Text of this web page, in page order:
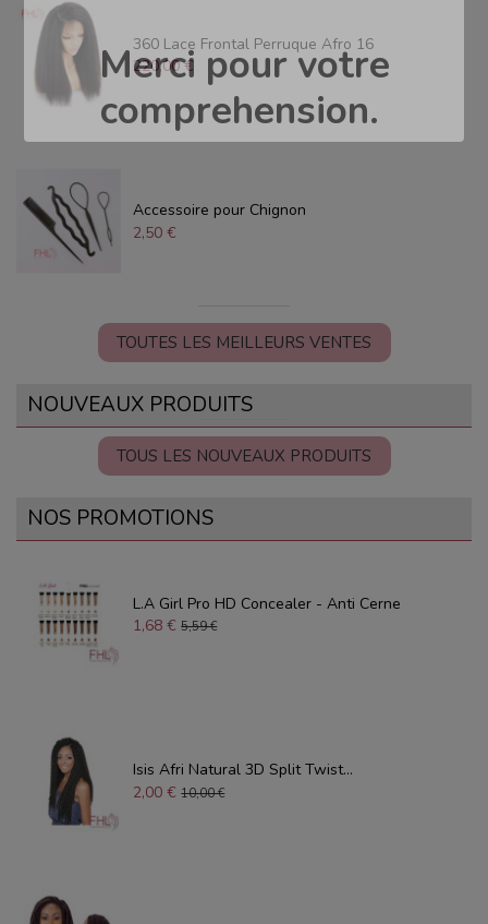
360 Lace Frontal Perruque Afro 16
220,00 €
Accessoire pour Chignon
2,50 €
TOUTES LES MEILLEURS VENTES
NOUVEAUX PRODUITS
TOUS LES NOUVEAUX PRODUITS
NOS PROMOTIONS
L.A Girl Pro HD Concealer - Anti Cerne
1,68 € 5,59 €
Isis Afri Natural 3D Split Twist...
2,00 € 10,00 €
Merci pour votre
comprehension.